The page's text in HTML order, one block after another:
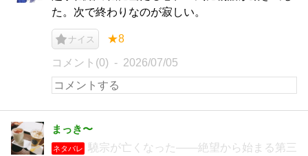
た。次で終わりなのが寂しい。
ナイス ★8
コメント(0) 2026/07/05
まっき〜
ネタバレ
驍宗が亡くなった――絶望から始まる第三